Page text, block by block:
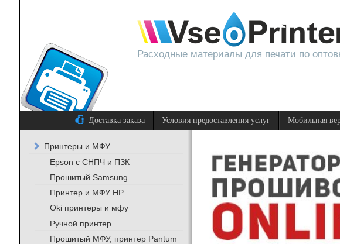
Расходные материалы для печати по
Доставка заказа Условия предоставления услуг Мобильная
Принтеры и МФУ
Epson с СНПЧ и ПЗК
Прошитый Samsung
Принтер и МФУ HP
Oki принтеры и мфу
Ручной принтер
Прошитый МФУ, принтер Pantum